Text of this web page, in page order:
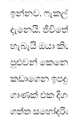
ඉන්නව.
දැනෙයි.
හැබැයි ඔයා
පුළුවන්
කඩාගෙන
ගාණක් එක
ගත්ත